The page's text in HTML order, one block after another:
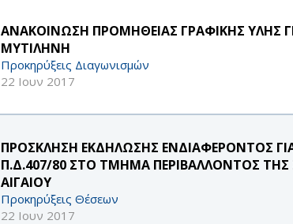
ΑΝΑΚΟΙΝΩΣΗ ΠΡΟΜΗΘΕΙΑΣ ΓΡΑΦΙΚΗΣ ΥΛΗΣ
ΜΥΤΙΛΗΝΗ
Προκηρύξεις Διαγωνισμών
22 Ιουν 2017
ΠΡΟΣΚΛΗΣΗ ΕΚΔΗΛΩΣΗΣ ΕΝΔΙΑΦΕΡΟΝΤΟΣ
Π.Δ.407/80 ΣΤΟ ΤΜΗΜΑ ΠΕΡΙΒΑΛΛΟΝΤΟΣ
ΑΙΓΑΙΟΥ
Προκηρύξεις Θέσεων
22 Ιουν 2017